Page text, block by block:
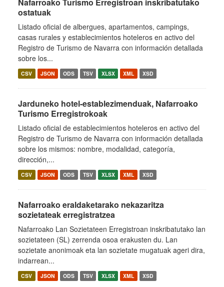
Nafarroako Turismo Erregistroan inskribatutako
ostatuak
Listado oficial de albergues, apartamentos, campings,
casas rurales y establecimientos hoteleros en activo del
Registro de Turismo de Navarra con información detallada
sobre los...
CSV JSON ODS TSV XLSX XML XSD
Jarduneko hotel-establezimenduak, Nafarroako
Turismo Erregistrokoak
Listado oficial de establecimientos hoteleros en activo del
Registro de Turismo de Navarra con información detallada
sobre los mismos: nombre, modalidad, categoría,
dirección,...
CSV JSON ODS TSV XLSX XML XSD
Nafarroako eraldaketarako nekazaritza
sozietateak erregistratzea
Nafarroako Lan Sozietateen Erregistroan inskribatutako lan
sozietateen (SL) zerrenda osoa erakusten du. Lan
sozietate anonimoak eta lan sozietate mugatuak ageri dira,
indarrean...
CSV JSON ODS TSV XLSX XML XSD